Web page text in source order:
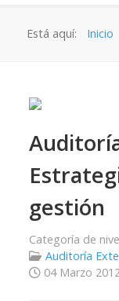
Está aquí: Inicio
gestión
Categoría de
Auditoría
04 Marzo